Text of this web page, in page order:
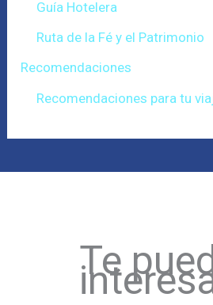
Guía Hotelera
Ruta de la Fé y el Patrimonio
Recomendaciones
Recomendaciones para tu
Te